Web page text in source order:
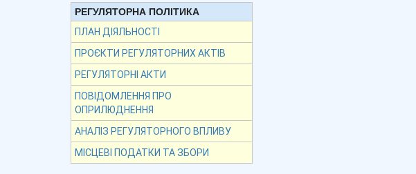
РЕГУЛЯТОРНА ПОЛІТИКА
ПЛАН ДІЯЛЬНОСТІ
ПРОЄКТИ РЕГУЛЯТОРНИХ АКТІВ
РЕГУЛЯТОРНІ АКТИ
ПОВІДОМЛЕННЯ ПРО
ОПРИЛЮДНЕННЯ
АНАЛІЗ РЕГУЛЯТОРНОГО ВПЛИВУ
МІСЦЕВІ ПОДАТКИ ТА ЗБОРИ